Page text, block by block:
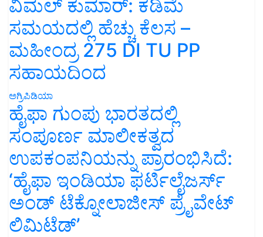
ವಿಮಲ್ ಕುಮಾರ್: ಕಡಿಮೆ
ಸಮಯದಲ್ಲಿ ಹೆಚ್ಚು ಕೆಲಸ –
ಮಹೀಂದ್ರ 275 DI TU PP
ಸಹಾಯದಿಂದ
ಅಗ್ರಿಪಿಡಿಯಾ
ಹೈಫಾ ಗುಂಪು ಭಾರತದಲ್ಲಿ
ಸಂಪೂರ್ಣ ಮಾಲೀಕತ್ವದ
ಉಪಕಂಪನಿಯನ್ನು ಪ್ರಾರಂಭಿಸಿದೆ:
‘ಹೈಫಾ ಇಂಡಿಯಾ ಫರ್ಟಿಲೈಜರ್ಸ್
ಅಂಡ್ ಟೆಕ್ನೋಲಾಜೀಸ್ ಪ್ರೈವೇಟ್
ಲಿಮಿಟೆಡ್’